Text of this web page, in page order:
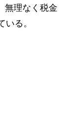
無理なく税金
る。